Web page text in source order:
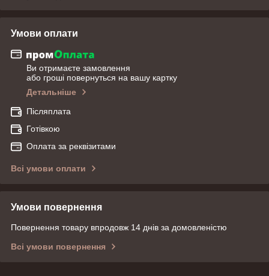
Умови оплати
Ви отримаєте замовлення
або гроші повернуться на вашу картку
Детальніше
Післяплата
Готівкою
Оплата за реквізитами
Всі умови оплати
Умови повернення
Повернення товару впродовж 14 днів за домовленістю
Всі умови повернення